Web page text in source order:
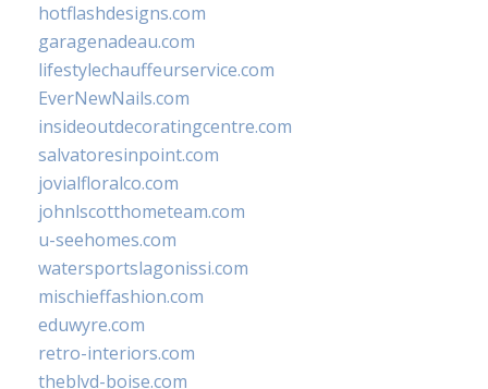
hotflashdesigns.com
garagenadeau.com
lifestylechauffeurservice.com
EverNewNails.com
insideoutdecoratingcentre.com
salvatoresinpoint.com
jovialfloralco.com
johnlscotthometeam.com
u-seehomes.com
watersportslagonissi.com
mischieffashion.com
eduwyre.com
retro-interiors.com
theblvd-boise.com